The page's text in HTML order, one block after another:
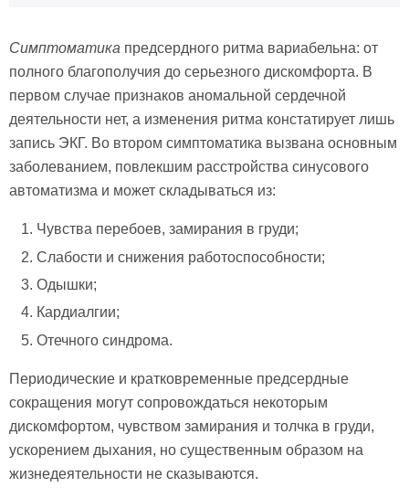
Симптоматика предсердного ритма вариабельна: от
полного благополучия до серьезного дискомфорта. В
первом случае признаков аномальной сердечной
деятельности нет, а изменения ритма констатирует лишь
запись ЭКГ. Во втором симптоматика вызвана основным
заболеванием, повлекшим расстройства синусового
автоматизма и может складываться из:
Чувства перебоев, замирания в груди;
Слабости и снижения работоспособности;
Одышки;
Кардиалгии;
Отечного синдрома.
Периодические и кратковременные предсердные
сокращения могут сопровождаться некоторым
дискомфортом, чувством замирания и толчка в груди,
ускорением дыхания, но существенным образом на
жизнедеятельности не сказываются.